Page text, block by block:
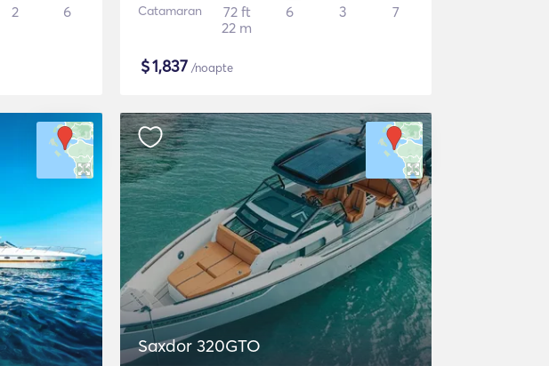
2 6 Catamaran
72 ft
22 m
6 3 7
$1,837 /noapte
Saxdor 320GTO